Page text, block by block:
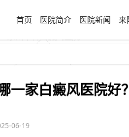
首页 医院简介 医院新闻 来
一家白癜风医院好
06-19